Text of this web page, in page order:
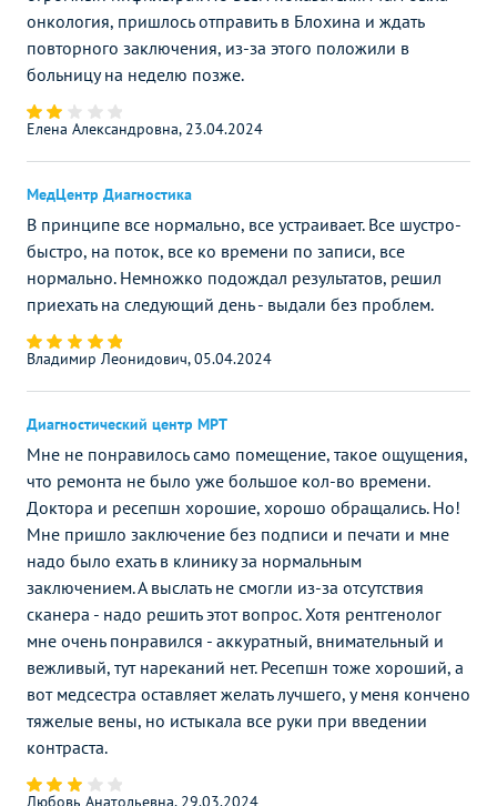
онкология, пришлось отправить в Блохина и ждать
повторного заключения, из-за этого положили в
больницу на неделю позже.
Елена Александровна, 23.04.2024
МедЦентр Диагностика
В принципе все нормально, все устраивает. Все шустро-
быстро, на поток, все ко времени по записи, все
нормально. Немножко подождал результатов, решил
приехать на следующий день - выдали без проблем.
Владимир Леонидович, 05.04.2024
Диагностический центр МРТ
Мне не понравилось само помещение, такое ощущения,
что ремонта не было уже большое кол-во времени.
Доктора и ресепшн хорошие, хорошо обращались. Но!
Мне пришло заключение без подписи и печати и мне
надо было ехать в клинику за нормальным
заключением. А выслать не смогли из-за отсутствия
сканера - надо решить этот вопрос. Хотя рентгенолог
мне очень понравился - аккуратный, внимательный и
вежливый, тут нареканий нет. Ресепшн тоже хороший, а
вот медсестра оставляет желать лучшего, у меня кончено
тяжелые вены, но истыкала все руки при введении
контраста.
Любовь Анатольевна, 29.03.2024